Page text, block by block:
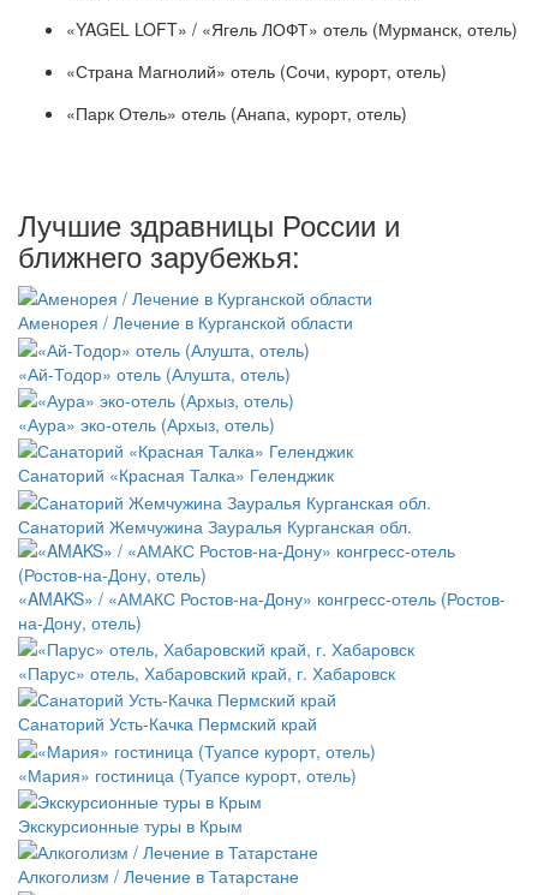
«YAGEL LOFT» / «Ягель ЛОФТ» отель (Мурманск, отель)
«Страна Магнолий» отель (Сочи, курорт, отель)
«Парк Отель» отель (Анапа, курорт, отель)
Лучшие здравницы России и
ближнего зарубежья:
Аменорея / Лечение в Курганской области
«Ай-Тодор» отель (Алушта, отель)
«Аура» эко-отель (Архыз, отель)
Санаторий «Красная Талка» Геленджик
Санаторий Жемчужина Зауралья Курганская обл.
«AMAKS» / «АМАКС Ростов-на-Дону» конгресс-отель (Ростов-
на-Дону, отель)
«Парус» отель, Хабаровский край, г. Хабаровск
Санаторий Усть-Качка Пермский край
«Мария» гостиница (Туапсе курорт, отель)
Экскурсионные туры в Крым
Алкоголизм / Лечение в Татарстане